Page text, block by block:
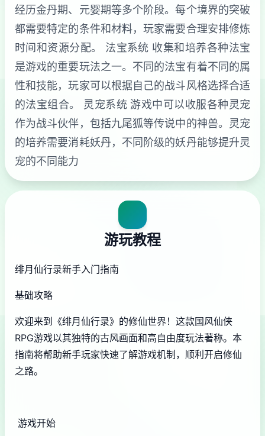
经历金丹期、元婴期等多个阶段。每个境界的突破
都需要特定的条件和材料，玩家需要合理安排修炼
时间和资源分配。 法宝系统 收集和培养各种法宝
是游戏的重要玩法之一。不同的法宝有着不同的属
性和技能，玩家可以根据自己的战斗风格选择合适
的法宝组合。 灵宠系统 游戏中可以收服各种灵宠
作为战斗伙伴，包括九尾狐等传说中的神兽。灵宠
的培养需要消耗妖丹，不同阶级的妖丹能够提升灵
宠的不同能力
游玩教程
绯月仙行录新手入门指南
基础攻略
欢迎来到《绯月仙行录》的修仙世界！这款国风仙侠
RPG游戏以其独特的古风画面和高自由度玩法著称。本
指南将帮助新手玩家快速了解游戏机制，顺利开启修仙
之路。
游戏开始